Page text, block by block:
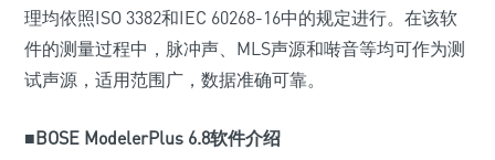
理均依照ISO 3382和IEC 60268-16中的规定进行。在该软
件的测量过程中，脉冲声、MLS声源和啭音等均可作为测
试声源，适用范围广，数据准确可靠。
■BOSE ModelerPlus 6.8软件介绍